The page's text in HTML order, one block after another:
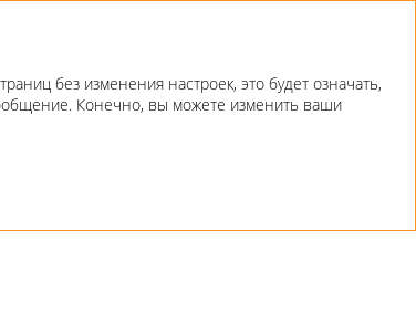
без изменения настроек, это будет означать,
Конечно, вы можете изменить ваши